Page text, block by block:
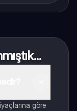
göre